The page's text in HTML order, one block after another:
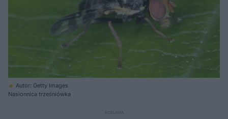
Autor: Getty Images
Nasionnica trześniówka